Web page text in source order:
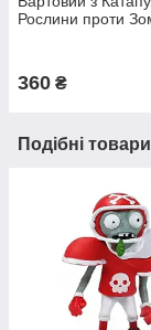
Рослини проти
360 ₴
Подібні